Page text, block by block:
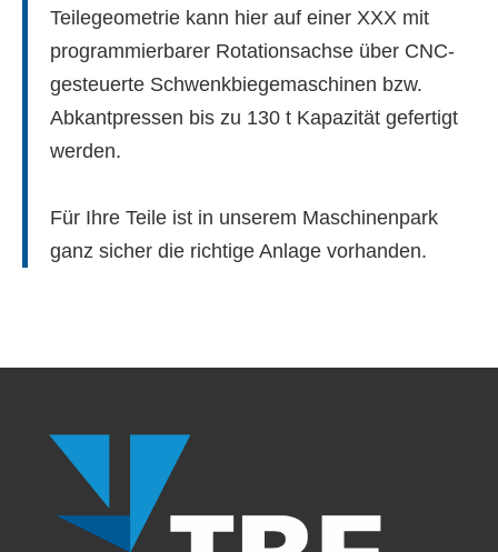
Teilegeometrie kann hier auf einer XXX mit
programmierbarer Rotationsachse über CNC-
gesteuerte Schwenkbiege­maschinen bzw.
Abkantpressen bis zu 130 t Kapazität gefertigt
werden.
Für Ihre Teile ist in unserem Maschinenpark
ganz sicher die richtige Anlage vorhanden.